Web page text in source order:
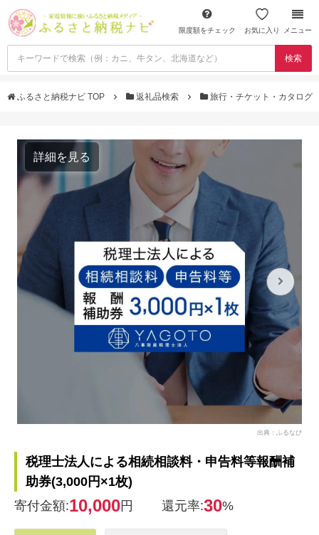
限度額をチェック お気に入り メニュー
検索
ふるさと納税ナビ TOP 返礼品検索 旅行・チケット・カタログ
詳細を見る
出典：ふるなび
税理士法人による相続相談料・申告料等報酬補
助券(3,000円×1枚)
寄付金額:10,000円 還元率:30%